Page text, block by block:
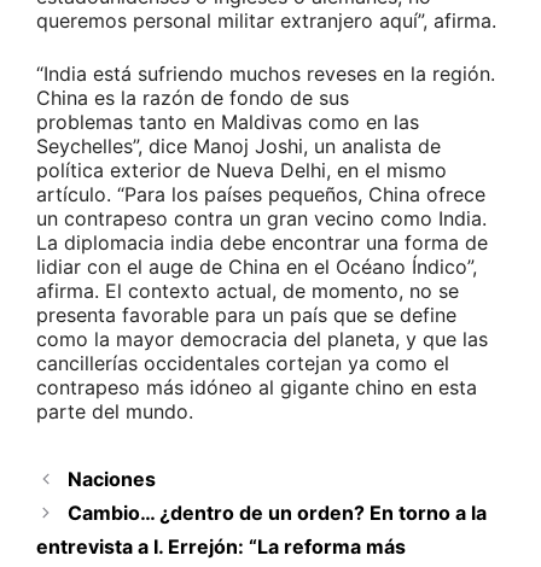
queremos personal militar extranjero aquí”, afirma.
“India está sufriendo muchos reveses en la región.
China es la razón de fondo de sus
problemas tanto en Maldivas como en las
Seychelles”, dice Manoj Joshi, un analista de
política exterior de Nueva Delhi, en el mismo
artículo. “Para los países pequeños, China ofrece
un contrapeso contra un gran vecino como India.
La diplomacia india debe encontrar una forma de
lidiar con el auge de China en el Océano Índico”,
afirma. El contexto actual, de momento, no se
presenta favorable para un país que se define
como la mayor democracia del planeta, y que las
cancillerías occidentales cortejan ya como el
contrapeso más idóneo al gigante chino en esta
parte del mundo.
Naciones
Cambio… ¿dentro de un orden? En torno a la
entrevista a I. Errejón: “La reforma más